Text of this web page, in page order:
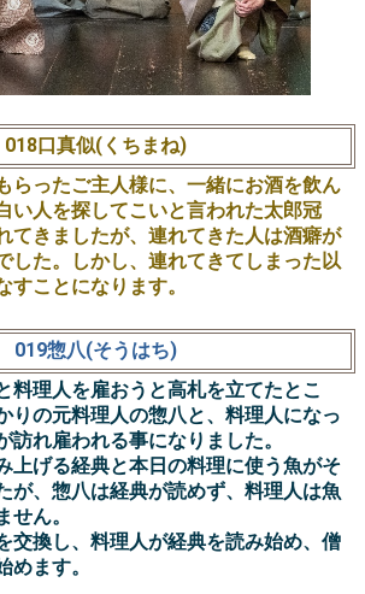
018口真似(くちまね)
らったご主人様に、一緒にお酒を飲ん
い人を探してこいと言われた太郎冠
てきましたが、連れてきた人は酒癖が
した。しかし、連れてきてしまった以
すことになります。
019惣八(そうはち)
料理人を雇おうと高札を立てたとこ
りの元料理人の惣八と、料理人になっ
訪れ雇われる事になりました。
上げる経典と本日の料理に使う魚がそ
が、惣八は経典が読めず、料理人は魚
ん。
交換し、料理人が経典を読み始め、僧
めます。